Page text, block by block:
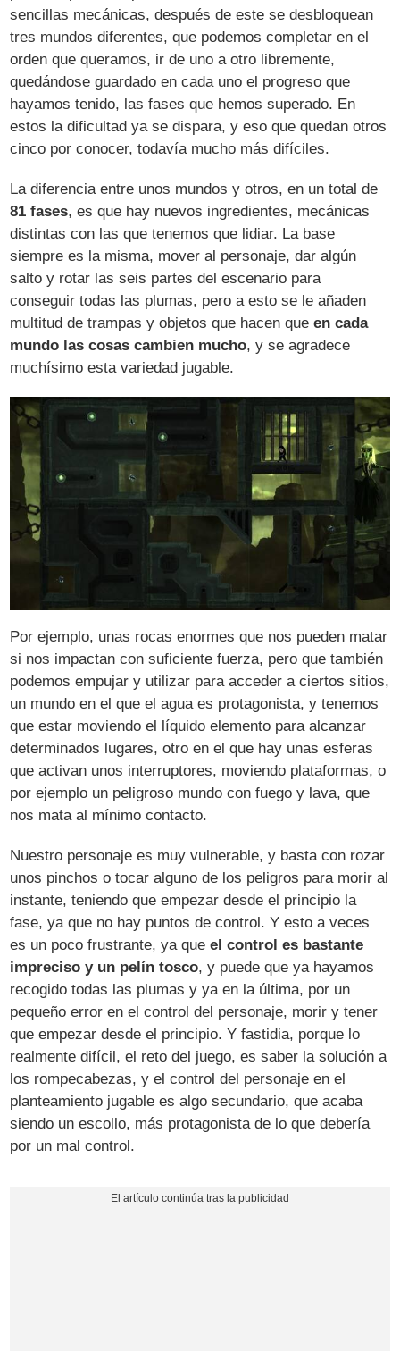
sencillas mecánicas, después de este se desbloquean
tres mundos diferentes, que podemos completar en el
orden que queramos, ir de uno a otro libremente,
quedándose guardado en cada uno el progreso que
hayamos tenido, las fases que hemos superado. En
estos la dificultad ya se dispara, y eso que quedan otros
cinco por conocer, todavía mucho más difíciles.
La diferencia entre unos mundos y otros, en un total de
81 fases, es que hay nuevos ingredientes, mecánicas
distintas con las que tenemos que lidiar. La base
siempre es la misma, mover al personaje, dar algún
salto y rotar las seis partes del escenario para
conseguir todas las plumas, pero a esto se le añaden
multitud de trampas y objetos que hacen queen cada
mundo las cosas cambien mucho, y se agradece
muchísimo esta variedad jugable.
Por ejemplo, unas rocas enormes que nos pueden matar
si nos impactan con suficiente fuerza, pero que también
podemos empujar y utilizar para acceder a ciertos sitios,
un mundo en el que el agua es protagonista, y tenemos
que estar moviendo el líquido elemento para alcanzar
determinados lugares, otro en el que hay unas esferas
que activan unos interruptores, moviendo plataformas, o
por ejemplo un peligroso mundo con fuego y lava, que
nos mata al mínimo contacto.
Nuestro personaje es muy vulnerable, y basta con rozar
unos pinchos o tocar alguno de los peligros para morir al
instante, teniendo que empezar desde el principio la
fase, ya que no hay puntos de control. Y esto a veces
es un poco frustrante, ya queel control es bastante
impreciso y un pelín tosco, y puede que ya hayamos
recogido todas las plumas y ya en la última, por un
pequeño error en el control del personaje, morir y tener
que empezar desde el principio. Y fastidia, porque lo
realmente difícil, el reto del juego, es saber la solución a
los rompecabezas, y el control del personaje en el
planteamiento jugable es algo secundario, que acaba
siendo un escollo, más protagonista de lo que debería
por un mal control.